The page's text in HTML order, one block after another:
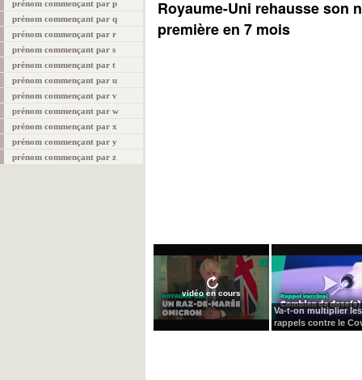
prénom commençant par p
prénom commençant par q
prénom commençant par r
prénom commençant par s
prénom commençant par t
prénom commençant par u
prénom commençant par v
prénom commençant par w
prénom commençant par x
prénom commençant par y
prénom commençant par z
Royaume-Uni rehausse son
première en 7 mois
vidéo en cours
Va-t-on multiplier les
rappels contre le